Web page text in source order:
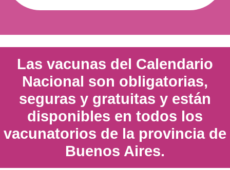
Las vacunas del Calendario
Nacional son obligatorias,
seguras y gratuitas y están
disponibles en todos los
vacunatorios de la provincia de
Buenos Aires.